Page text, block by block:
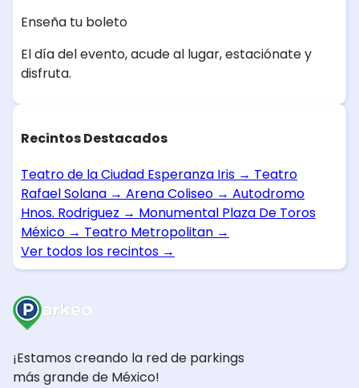
Enseña tu boleto
El día del evento, acude al lugar, estaciónate y
disfruta.
Recintos Destacados
Teatro de la Ciudad Esperanza Iris → Teatro
Rafael Solana → Arena Coliseo → Autodromo
Hnos. Rodriguez → Monumental Plaza De Toros
México → Teatro Metropolitan →
Ver todos los recintos →
¡Estamos creando la red de parkings
más grande de México!